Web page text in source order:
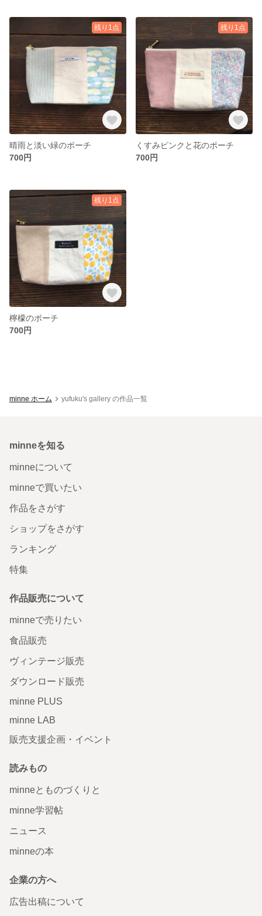
残り1点
晴雨と淡い緑のポーチ
700円
残り1点
くすみピンクと花のポーチ
700円
残り1点
檸檬のポーチ
700円
minne ホーム yufuku's gallery の作品一覧
minneを知る
minneについて
minneで買いたい
作品をさがす
ショップをさがす
ランキング
特集
作品販売について
minneで売りたい
食品販売
ヴィンテージ販売
ダウンロード販売
minne PLUS
minne LAB
販売支援企画・イベント
読みもの
minneとものづくりと
minne学習帖
ニュース
minneの本
企業の方へ
広告出稿について